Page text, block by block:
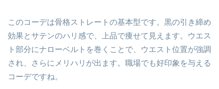
このコーデは骨格ストレートの基本型です。黒の引き締め
効果とサテンのハリ感で、上品で痩せて見えます。ウエス
ト部分にナローベルトを巻くことで、ウエスト位置が強調
され、さらにメリハリが出ます。職場でも好印象を与える
コーデですね。